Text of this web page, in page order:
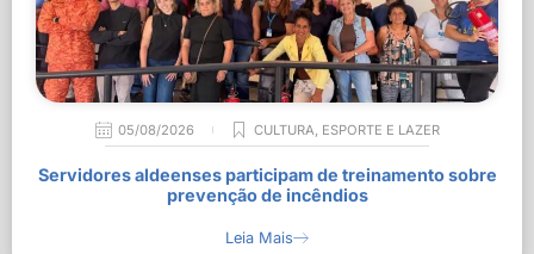
05/08/2026 CULTURA, ESPORTE E LAZER
Servidores aldeenses participam de treinamento sobre
prevenção de incêndios
Leia Mais